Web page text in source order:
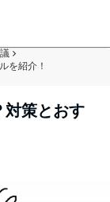
を紹介！
対策とおす